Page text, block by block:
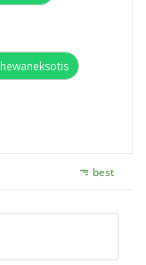
hewaneksotis